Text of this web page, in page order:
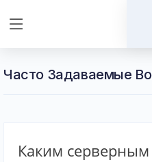
Часто Задаваемые
Каким